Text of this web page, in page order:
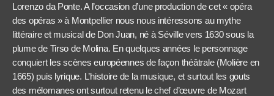
Lorenzo da Ponte. A l’occasion d’une production de cet « opéra
des opéras » à Montpellier nous nous intéressons au mythe
littéraire et musical de Don Juan, né à Séville vers 1630 sous la
plume de Tirso de Molina. En quelques années le personnage
conquiert les scènes européennes de façon théâtrale (Molière en
1665) puis lyrique. L’histoire de la musique, et surtout les gouts
des mélomanes ont surtout retenu le chef d’œuvre de Mozart